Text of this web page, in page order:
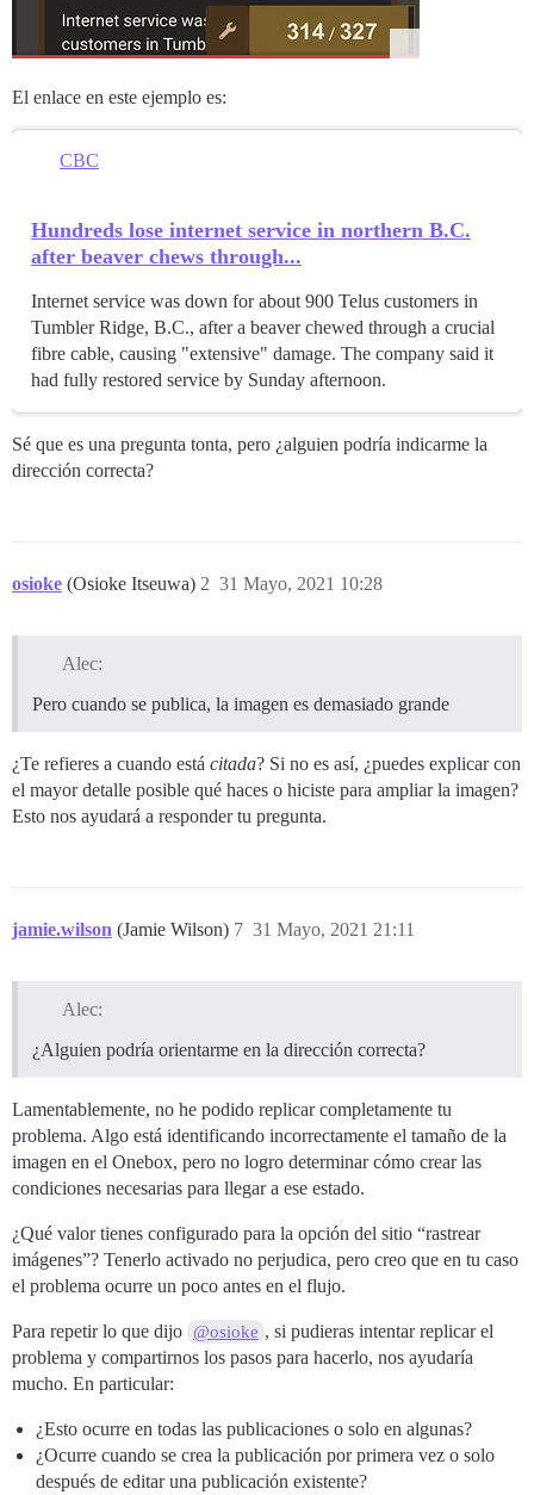
El enlace en este ejemplo es:
CBC
Hundreds lose internet service in northern B.C.
after beaver chews through...
Internet service was down for about 900 Telus customers in
Tumbler Ridge, B.C., after a beaver chewed through a crucial
fibre cable, causing "extensive" damage. The company said it
had fully restored service by Sunday afternoon.
Sé que es una pregunta tonta, pero ¿alguien podría indicarme la
dirección correcta?
osioke (Osioke Itseuwa) 31 Mayo, 2021 10:28
2
Alec:
Pero cuando se publica, la imagen es demasiado grande
¿Te refieres a cuando está citada? Si no es así, ¿puedes explicar con
el mayor detalle posible qué haces o hiciste para ampliar la imagen?
Esto nos ayudará a responder tu pregunta.
jamie.wilson (Jamie Wilson) 31 Mayo, 2021 21:11
7
Alec:
¿Alguien podría orientarme en la dirección correcta?
Lamentablemente, no he podido replicar completamente tu
problema. Algo está identificando incorrectamente el tamaño de la
imagen en el Onebox, pero no logro determinar cómo crear las
condiciones necesarias para llegar a ese estado.
¿Qué valor tienes configurado para la opción del sitio “rastrear
imágenes”? Tenerlo activado no perjudica, pero creo que en tu caso
el problema ocurre un poco antes en el flujo.
Para repetir lo que dijo @osioke , si pudieras intentar replicar el
problema y compartirnos los pasos para hacerlo, nos ayudaría
mucho. En particular:
¿Esto ocurre en todas las publicaciones o solo en algunas?
¿Ocurre cuando se crea la publicación por primera vez o solo
después de editar una publicación existente?